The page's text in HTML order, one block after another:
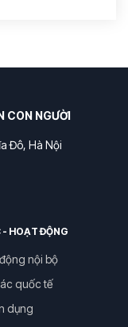
CON NGƯỜI
Đô, Hà Nội
- HOẠT ĐỘNG
nội bộ
quốc tế
dụng